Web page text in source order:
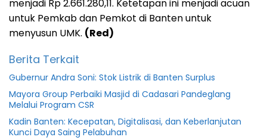
menjadi Rp 2.661.280,11. Ketetapan ini menjadi acuan
untuk Pemkab dan Pemkot di Banten untuk
menyusun UMK. (Red)
Berita Terkait
Gubernur Andra Soni: Stok Listrik di Banten Surplus
Mayora Group Perbaiki Masjid di Cadasari Pandeglang
Melalui Program CSR
Kadin Banten: Kecepatan, Digitalisasi, dan Keberlanjutan
Kunci Daya Saing Pelabuhan